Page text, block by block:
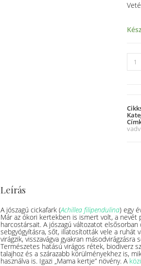
Leírás
A jószagú cickafark (Achillea filipendulina) egy
Már az ókori kertekben is ismert volt, a nevét
harcostársait. A jószagú változatot
sebgyógyításra, sőt, illatosították vele a ruhát
virágzik, visszavágva gyakran
Természetes hatású virágos rétek, biodiverz
talajhoz és a szárazabb körülményekhez is,
használva is. Igazi „Mama kertje” növény. A